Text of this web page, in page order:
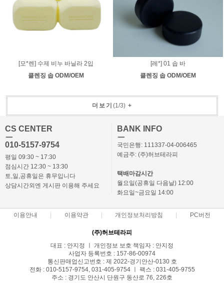
[모*렌] 수제 비누 바닐라 2입
클렌징 솝 ODM/OEM
[레*] 01 솝 바
클렌징 솝 ODM/OEM
더보기 (1/3)+
CS CENTER
ㅡ
010-5157-9754
평일 09:30 ~ 17:30
점심시간 12:30 ~ 13:30
토,일,공휴일은 휴무입니다
상담시간외엔 게시판 이용해 주세요
BANK INFO
ㅡ
국민은행: 111337-04-006465
예금주: (주)허브테라피
택배마감시간
월요일(공휴일 다음날) 12:00
화요일~금요일 14:00
이용안내 이용약관 개인정보처리방침 PC버전
(주)허브테라피
대표 : 안지정 ㅣ 개인정보 보호 책임자 : 안지정
사업자 등록번호 : 157-86-00974
통신판매업신고번호 : 제 2022-경기안산-0130 호
전화 : 010-5157-9754, 031-405-9754 ㅣ 팩스 : 031-405-9755
주소 : 경기도 안산시 단원구 동산로 76, 226호